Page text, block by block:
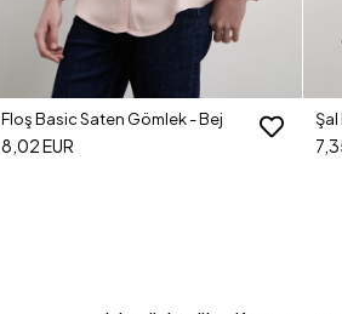
Şal Desenli Saten Gömlek - Lacivert
7,35 EUR